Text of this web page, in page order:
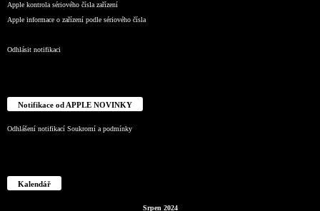
Apple kontrola sériového čísla zařízení
Apple informace o zařízení podle sériového čísla
Odhlásit notifikaci
Notifikace od APPLE NOVINKY
Odhlášení notifikací Soukromí a podmínky
Kalendář
Srpen 2024